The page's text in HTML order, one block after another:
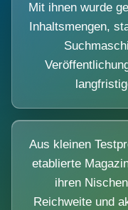
Mit ihnen wurde
Inhaltsmengen,
Aus kleinen
etablierte
ihren
Reichweite und